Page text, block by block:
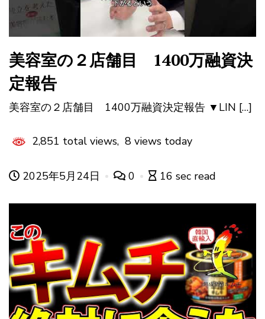
美容室の２店舗目 1400万融資決
定報告
美容室の２店舗目 1400万融資決定報告 ▼LIN […]
2,851 total views, 8 views today
2025年5月24日 0 16 sec read